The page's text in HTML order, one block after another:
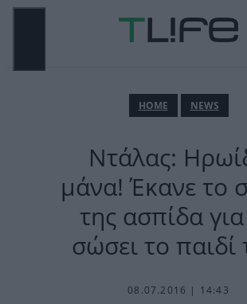
Μετάβαση
ΗΟΜΕ NEWS
Ντάλας:
μάνα! Έκανε το
της ασπίδα
σώσει το παιδί
08.07.2016 | 14:43